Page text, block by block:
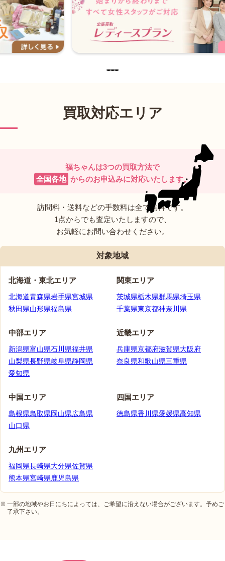
買取対応エリア
福ちゃんは3つの買取方法で
全国各地 からのお申込みに対応いたします。
訪問料・送料などの手数料は全て無料です。
1点からでも査定いたしますので、
お気軽にお問い合わせください。
対象地域
北海道・ 東北エリア
北海道青森県岩手県宮城県
秋田県山形県福島県
関東エリア
茨城県栃木県群馬県埼玉県
千葉県東京都神奈川県
中部エリア
新潟県富山県石川県福井県
山梨県長野県岐阜県静岡県
愛知県
近畿エリア
兵庫県京都府滋賀県大阪府
奈良県和歌山県三重県
中国エリア
島根県鳥取県岡山県広島県
山口県
四国エリア
徳島県香川県愛媛県高知県
九州エリア
福岡県長崎県大分県佐賀県
熊本県宮崎県鹿児島県
一部の地域やお日にちによっては、ご希望に沿えない場合がございます。予めご
了承下さい。